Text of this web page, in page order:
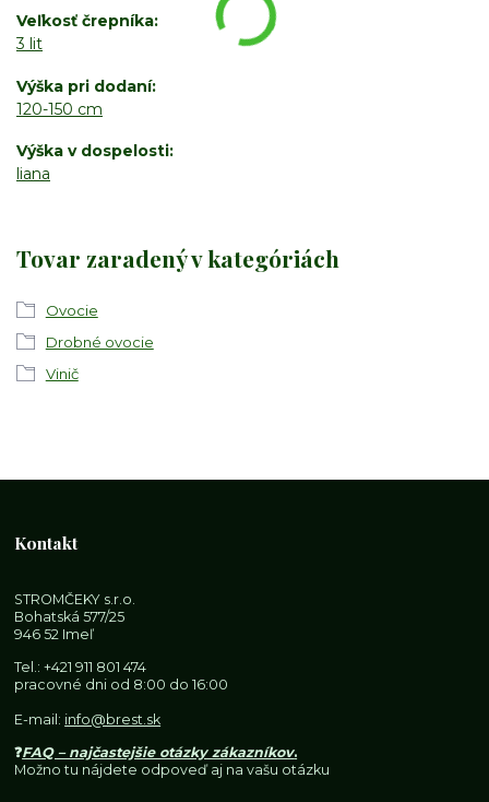
Veľkosť črepníka
3 lit
Výška pri dodaní
120-150 cm
Výška v dospelosti
liana
Tovar zaradený v kategóriách
Ovocie
Drobné ovocie
Vinič
Kontakt
STROMČEKY s.r.o.
Bohatská 577/25
946 52 Imeľ
Tel.:+421 911 801 474
pracovné dni od 8:00 do 16:00
E-mail: info@brest.sk
❓FAQ – najčastejšie otázky zákazníkov.
Možno tu nájdete odpoveď aj na vašu otázku